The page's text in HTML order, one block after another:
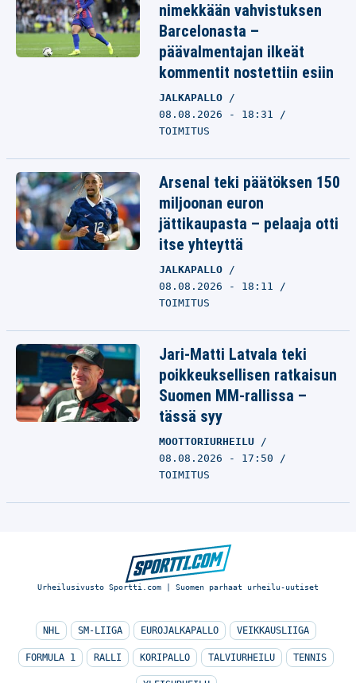
nimekkään vahvistuksen
Barcelonasta –
päävalmentajan ilkeät
kommentit nostettiin esiin
JALKAPALLO
08.08.2026 - 18:31
TOIMITUS
Arsenal teki päätöksen 150
miljoonan euron
jättikaupasta – pelaaja otti
itse yhteyttä
JALKAPALLO
08.08.2026 - 18:11
TOIMITUS
Jari-Matti Latvala teki
poikkeuksellisen ratkaisun
Suomen MM-rallissa –
tässä syy
MOOTTORIURHEILU
08.08.2026 - 17:50
TOIMITUS
Urheilusivusto Sportti.com | Suomen parhaat urheilu-uutiset
NHL SM-LIIGA EUROJALKAPALLO VEIKKAUSLIIGA
FORMULA 1 RALLI KORIPALLO TALVIURHEILU TENNIS